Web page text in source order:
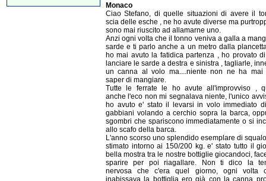
Monaco
Ciao Stefano, di quelle situazioni di avere il
scia delle esche , ne ho avute diverse ma
sono mai riuscito ad allamarne uno.
Anzi ogni volta che il tonno veniva a galla a
sarde e ti parlo anche a un metro dalla
ho mai avuto la fatidica partenza , ho provato
lanciare le sarde a destra e sinistra , tagliarle,
un canna al volo ma....niente non ne ha mai
saper di mangiare.
Tutte le ferrate le ho avute all'improvviso ,
anche l'eco non mi segnalava niente, l'unico
ho avuto e' stato il levarsi in volo immediato
gabbiani volando a cerchio sopra la barca,
sgombri che spariscono immediatamente o si
allo scafo della barca.
L'anno scorso uno splendido esemplare di
stimato intorno ai 150/200 kg. e' stato tutto il
bella mostra tra le nostre bottiglie giocandoci,
sparire per poi riagallare. Non ti dico la
nervosa che c'era quel giorno, ogni volta
inabissava la bottiglia ero già con la canna